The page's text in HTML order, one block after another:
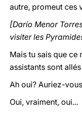
autre, promeut ces
[Darío Menor
visiter les
Mais tu sais que ce
assistants sont
Ah oui? Auriez-
Oui, vraiment, oui...